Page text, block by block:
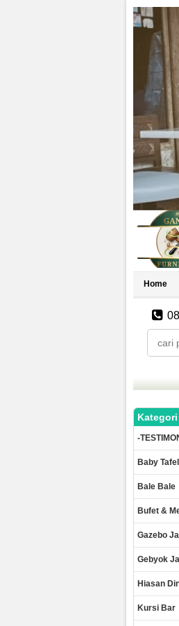
Home
Kategori
-
Baby Tafel
Bale Bale
Bufet &
Gazebo
Gebyok
Hiasan
Kursi Bar